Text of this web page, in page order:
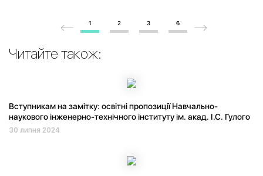
1 2 3 6
Читайте також:
Вступникам на замітку: освітні пропозиції Навчально-
наукового інженерно-технічного інституту ім. акад. І.С. Гулого
30 липня 2024